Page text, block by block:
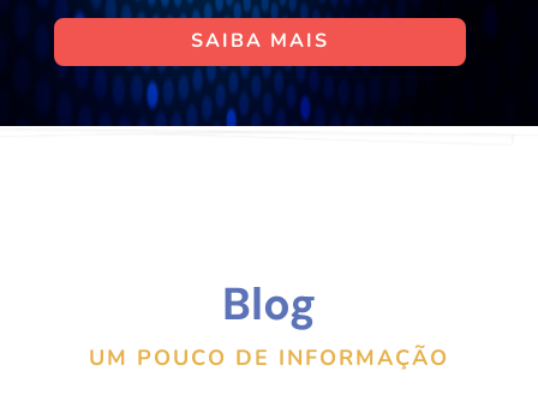
SAIBA MAIS
Blog
UM POUCO DE INFORMAÇÃO